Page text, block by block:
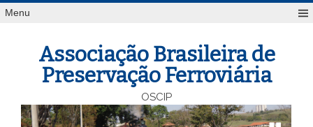
Menu
Associação Brasileira de
Preservação Ferroviária
OSCIP